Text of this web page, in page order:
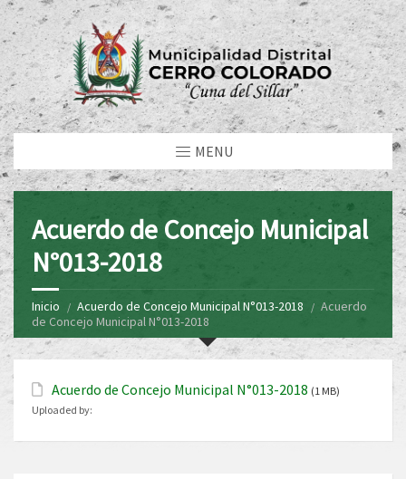
MENU
Acuerdo de Concejo Municipal
N°013-2018
Inicio Acuerdo de Concejo Municipal N°013-2018
Acuerdo
de Concejo Municipal N°013-2018
Acuerdo de Concejo Municipal N°013-2018 (1 MB)
Uploaded by: